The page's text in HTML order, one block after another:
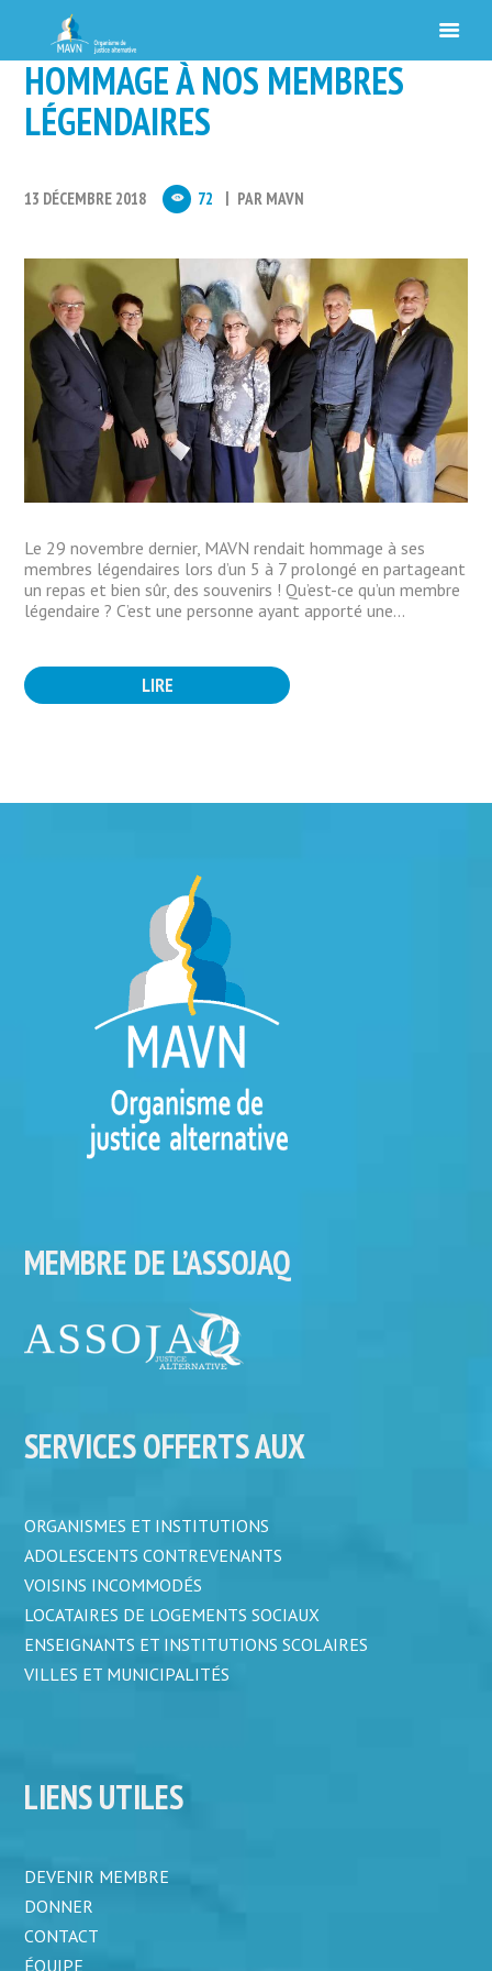
HOMMAGE À NOS MEMBRES
LÉGENDAIRES
13 DÉCEMBRE 2018 72 PAR MAVN
Le 29 novembre dernier, MAVN rendait hommage à ses
membres légendaires lors d’un 5 à 7 prolongé en partageant
un repas et bien sûr, des souvenirs ! Qu’est-ce qu’un membre
légendaire ? C’est une personne ayant apporté une...
LIRE
MEMBRE DE L’ASSOJAQ
SERVICES OFFERTS AUX
ORGANISMES ET INSTITUTIONS
ADOLESCENTS CONTREVENANTS
VOISINS INCOMMODÉS
LOCATAIRES DE LOGEMENTS SOCIAUX
ENSEIGNANTS ET INSTITUTIONS SCOLAIRES
VILLES ET MUNICIPALITÉS
LIENS UTILES
DEVENIR MEMBRE
DONNER
CONTACT
ÉQUIPE